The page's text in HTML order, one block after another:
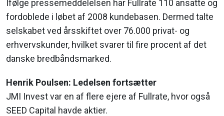
Ifølge pressemeddelelsen har Fullrate 110 ansatte og
fordoblede i løbet af 2008 kundebasen. Dermed talte
selskabet ved årsskiftet over 76.000 privat- og
erhvervskunder, hvilket svarer til fire procent af det
danske bredbåndsmarked.
Henrik Poulsen: Ledelsen fortsætter
JMI Invest var en af flere ejere af Fullrate, hvor også
SEED Capital havde aktier.